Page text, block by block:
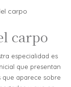
carpo
carpo
especialidad es
que presentan
aparece sobre